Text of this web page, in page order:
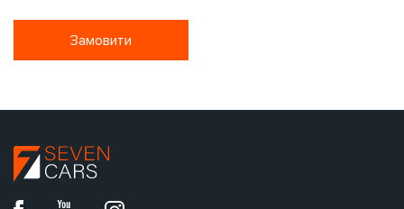
Замовити